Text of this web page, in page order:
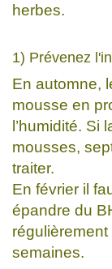
herbes.
1) Prévenez
En automne,
mousse en
l’humidité. Si
mousses,
traiter.
En février il
épandre du
semaines.